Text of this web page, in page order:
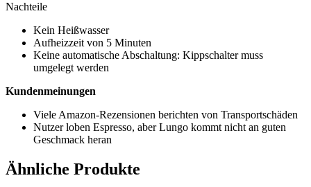
Nachteile
Kein Heißwasser
Aufheizzeit von 5 Minuten
Keine automatische Abschaltung: Kippschalter muss
umgelegt werden
Kundenmeinungen
Viele Amazon-Rezensionen berichten von Transportschäden
Nutzer loben Espresso, aber Lungo kommt nicht an guten
Geschmack heran
Ähnliche Produkte